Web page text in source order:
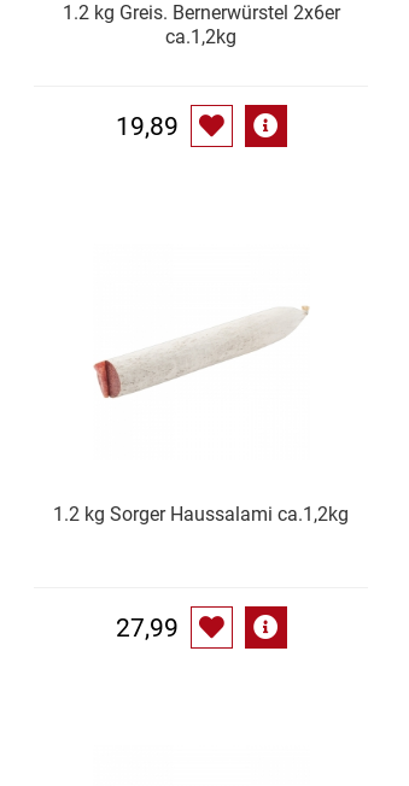
1.2 kg Greis. Bernerwürstel 2x6er
ca.1,2kg
19,89
1.2 kg Sorger Haussalami ca.1,2kg
27,99